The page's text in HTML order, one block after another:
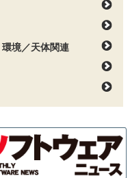
境／天体関連